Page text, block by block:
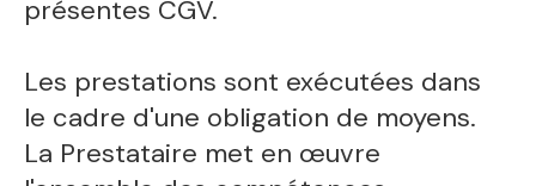
présentes CGV.
Les prestations sont exécutées dans
le cadre d'une obligation de moyens.
La Prestataire met en œuvre